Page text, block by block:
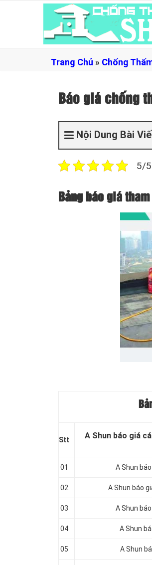
Trang Chủ » Chống
Báo giá chống
Nội Dung Bài
5/
Bảng báo giá
Stt A Shun báo giá
01 A Shun
02 A Shun báo
03 A Shun
04 A Shun
05 A Shun